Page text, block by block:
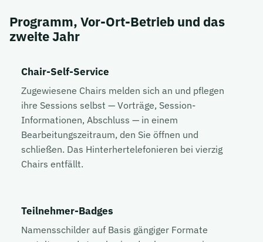
Programm, Vor-Ort-Betrieb und das
zweite Jahr
Chair-Self-Service
Zugewiesene Chairs melden sich an und pflegen
ihre Sessions selbst — Vorträge, Session-
Informationen, Abschluss — in einem
Bearbeitungszeitraum, den Sie öffnen und
schließen. Das Hinterhertelefonieren bei vierzig
Chairs entfällt.
Teilnehmer-Badges
Namensschilder auf Basis gängiger Formate